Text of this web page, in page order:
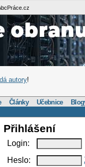
autory!
Články Učebnice
Přihlášení
Login:
Heslo: